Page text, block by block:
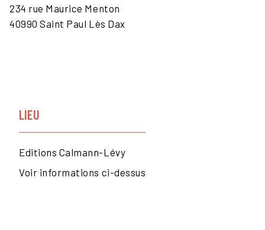
234 rue Maurice Menton
40990 Saint Paul Lès Dax
LIEU
Editions Calmann-Lévy
Voir informations ci-dessus